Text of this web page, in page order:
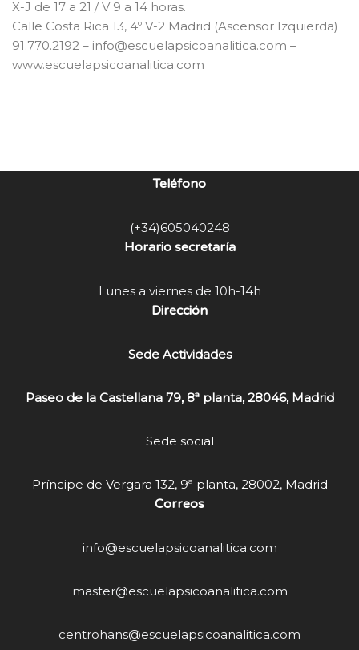
X-J de 17 a 21 / V 9 a 14 horas.
Calle Costa Rica 13, 4º V-2 Madrid (Ascensor Izquierda)
91.770.2192 – info@escuelapsicoanalitica.com –
www.escuelapsicoanalitica.com
Teléfono
(+34)605040248
Horario secretaría
Lunes a viernes de 10h-14h
Dirección
Sede Actividades
Paseo de la Castellana 79, 8ª planta, 28046, Madrid
Sede social
Príncipe de Vergara 132, 9ª planta, 28002, Madrid
Correos
info@escuelapsicoanalitica.com
master@escuelapsicoanalitica.com
centrohans@escuelapsicoanalitica.com